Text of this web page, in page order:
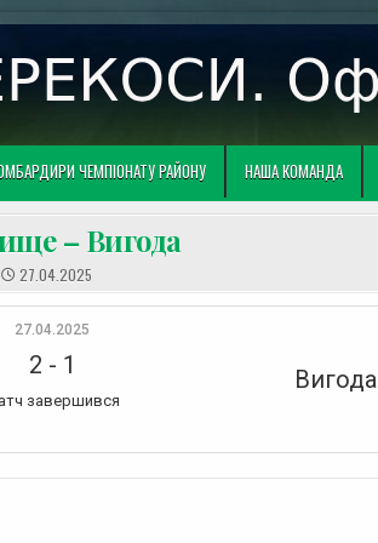
ЧЕМПІОНАТУ РАЙОНУ НАША КОМАНДА
– Вигода
27.04.2025
Вигода
27.04.2025
2 - 1
завершився